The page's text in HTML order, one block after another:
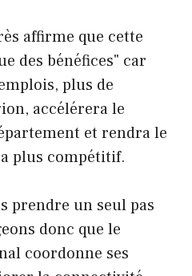
affirme que cette
des bénéfices" car
plus de
accélérera le
et rendra le
plus compétitif.
prendre un seul pas
donc que le
coordonne ses